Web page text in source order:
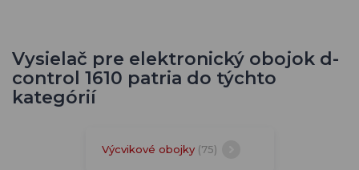
Vysielač pre elektronický obojok d-
control 1610 patria do týchto
kategórií
Výcvikové obojky (75)